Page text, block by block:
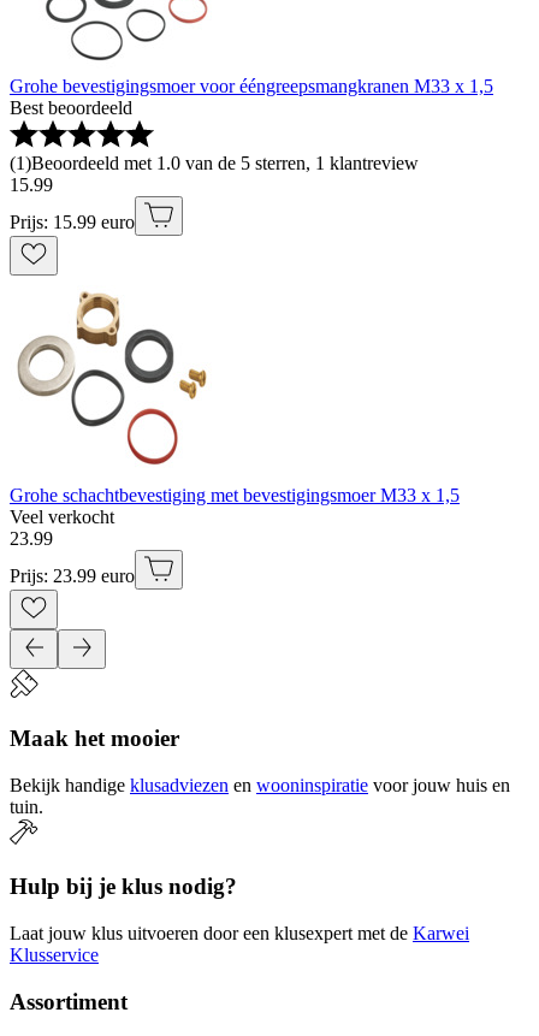
Grohe bevestigingsmoer voor ééngreepsmangkranen M33 x 1,5
Best beoordeeld
(1)Beoordeeld met 1.0 van de 5 sterren, 1 klantreview
15.99
Prijs: 15.99 euro
Grohe schachtbevestiging met bevestigingsmoer M33 x 1,5
Veel verkocht
23.99
Prijs: 23.99 euro
Maak het mooier
Bekijk handige klusadviezen en wooninspiratie voor jouw huis en
tuin.
Hulp bij je klus nodig?
Laat jouw klus uitvoeren door een klusexpert met de Karwei
Klusservice
Assortiment